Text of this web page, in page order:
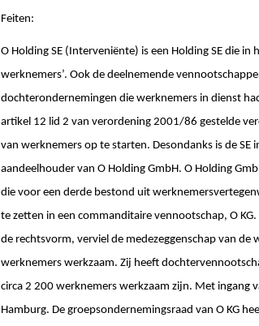
Feiten:
O Holding SE (Interveniënte) is een Holding SE die in
werknemers’. Ook de deelnemende
dochterondernemingen die werknemers in dienst
artikel 12 lid 2 van verordening 2001/86 gestelde
van werknemers op te starten. Desondanks is de
aandeelhouder van O Holding GmbH. O Holding
die voor een derde bestond uit
te zetten in een commanditaire vennootschap, O
de rechtsvorm, verviel de medezeggenschap van de
werknemers werkzaam. Zij heeft
circa 2 200 werknemers werkzaam zijn. Met ingang
Hamburg. De groepsondernemingsraad van O KG